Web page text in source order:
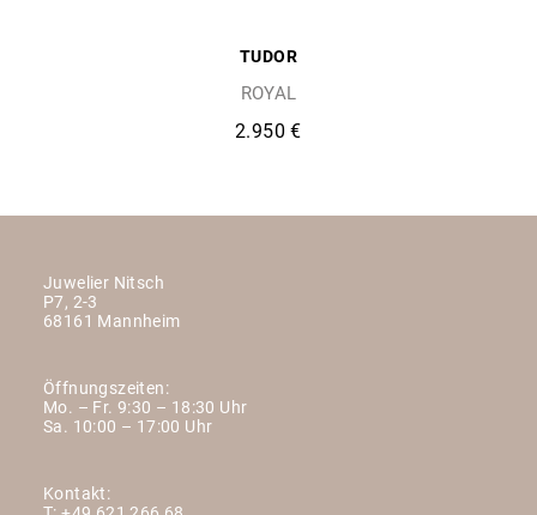
TUDOR
ROYAL
2.950 €
Juwelier Nitsch
P7, 2-3
68161 Mannheim
Öffnungszeiten:
Mo. – Fr. 9:30 – 18:30 Uhr
Sa. 10:00 – 17:00 Uhr
Kontakt: